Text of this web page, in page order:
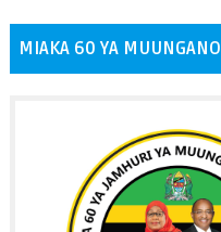
MIAKA 60 YA MUUNGANO